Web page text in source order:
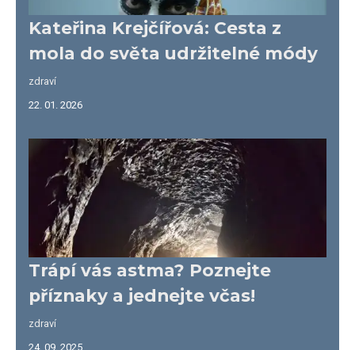
Kateřina Krejčířová: Cesta z
mola do světa udržitelné módy
zdraví
22. 01. 2026
Trápí vás astma? Poznejte
příznaky a jednejte včas!
zdraví
24. 09. 2025